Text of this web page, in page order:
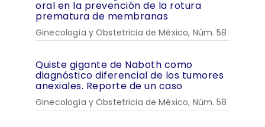
oral en la prevención de la rotura
prematura de membranas
Ginecología y Obstetricia de México, Núm. 58
Quiste gigante de Naboth como
diagnóstico diferencial de los tumores
anexiales. Reporte de un caso
Ginecología y Obstetricia de México, Núm. 58